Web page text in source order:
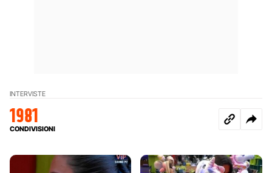
INTERVISTE
1981
CONDIVISIONI